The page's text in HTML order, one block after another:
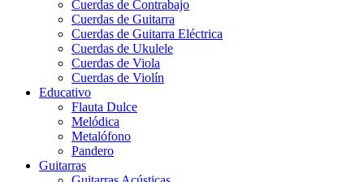
Cuerdas de Contrabajo
Cuerdas de Guitarra
Cuerdas de Guitarra Eléctrica
Cuerdas de Ukulele
Cuerdas de Viola
Cuerdas de Violín
Educativo
Flauta Dulce
Melódica
Metalófono
Pandero
Guitarras